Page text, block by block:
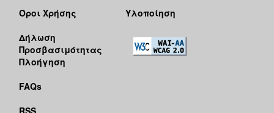
Όροι Χρήσης
Δήλωση
Προσβασιμότητας
Πλοήγηση
FAQs
RSS
Υλοποίηση